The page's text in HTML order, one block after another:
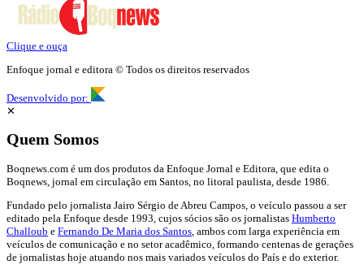
Clique e ouça
Enfoque jornal e editora © Todos os direitos reservados
Desenvolvido por:
✕
Quem Somos
Boqnews.com é um dos produtos da Enfoque Jornal e Editora, que edita o
Boqnews, jornal em circulação em Santos, no litoral paulista, desde 1986.
Fundado pelo jornalista Jairo Sérgio de Abreu Campos, o veículo passou a ser
editado pela Enfoque desde 1993, cujos sócios são os jornalistas Humberto
Challoub e Fernando De Maria dos Santos , ambos com larga experiência em
veículos de comunicação e no setor acadêmico, formando centenas de gerações
de jornalistas hoje atuando nos mais variados veículos do País e do exterior.